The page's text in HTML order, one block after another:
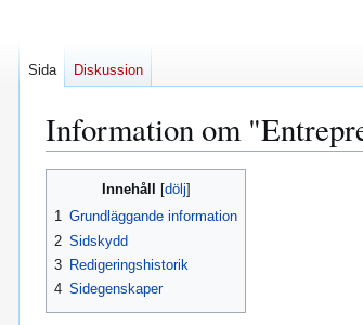
Information om
Innehåll
1 Grundläggande information
2 Sidskydd
3 Redigeringshistorik
4 Sidegenskaper
Sida Diskussion